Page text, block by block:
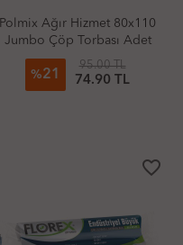
Polmix Ağır Hizmet 80x110
Jumbo Çöp Torbası Adet
%21
95.00 TL
74.90 TL
favorite_border